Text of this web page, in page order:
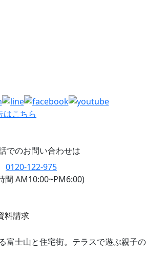
はこちら
でのお問い合わせは
0120-122-975
間 AM10:00~PM6:00)
料請求